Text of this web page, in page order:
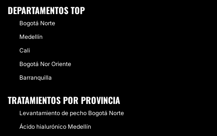
DEPARTAMENTOS TOP
Bogotá Norte
Medellín
Cali
Bogotá Nor Oriente
Barranquilla
TRATAMIENTOS POR PROVINCIA
Levantamiento de pecho Bogotá Norte
Ácido hialurónico Medellín